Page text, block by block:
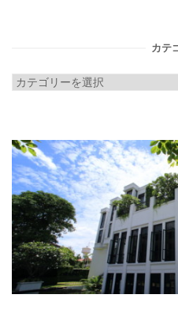
カテ
カ
リ
ー